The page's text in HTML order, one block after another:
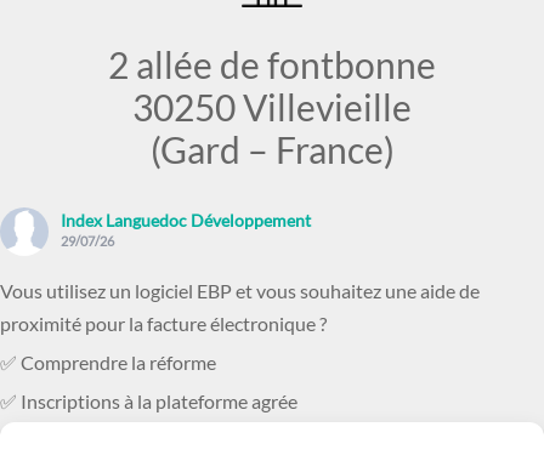
2 allée de fontbonne
30250 Villevieille
(Gard – France)
Index Languedoc Développement
29/07/26
Vous utilisez un logiciel EBP et vous souhaitez une aide de
proximité pour la facture électronique ?
✅ Comprendre la réforme
✅ Inscriptions à la plateforme agrée
✅ Comment bien paramétrer son logicie